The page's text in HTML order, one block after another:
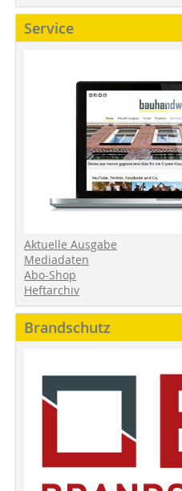
Service
Aktuelle Ausgabe
Mediadaten
Abo-Shop
Heftarchiv
Brandschutz